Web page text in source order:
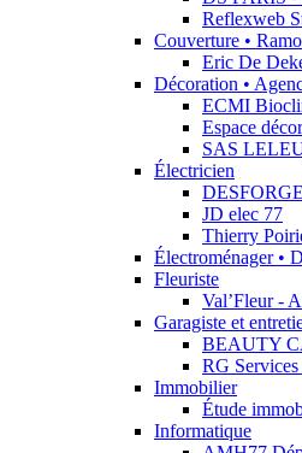
Reflexweb
Couverture •
Eric De
Décoration •
ECMI
Espace
SAS
Électricien
JD elec 77
Thierry
Électroménager •
Fleuriste
Val’Fleur -
Garagiste et
BEAUTY
RG
Immobilier
Étude
Informatique